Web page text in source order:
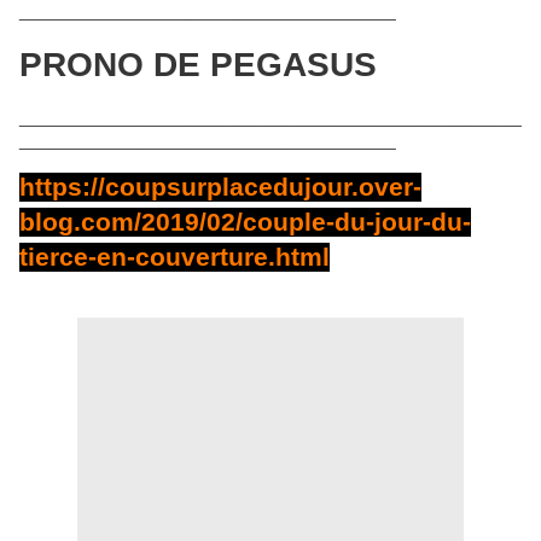
PRONO DE PEGASUS
https://coupsurplacedujour.over-
blog.com/2019/02/couple-du-jour-du-
tierce-en-couverture.html